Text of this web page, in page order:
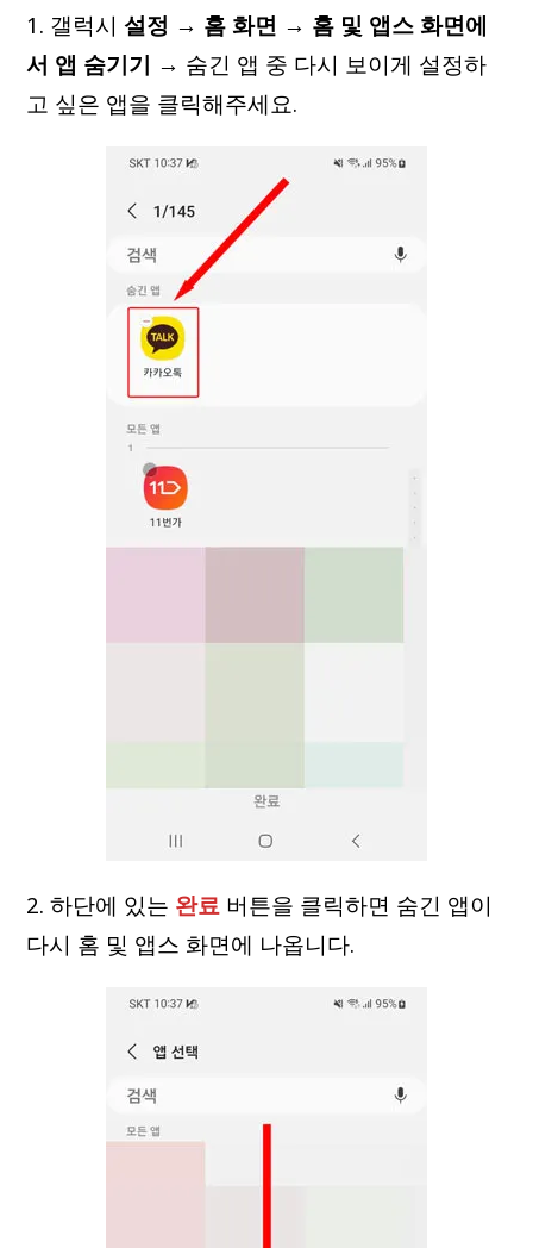
1. 갤럭시설정 → 홈 화면 → 홈 및 앱스 화면에
서 앱 숨기기 → 숨긴 앱 중 다시 보이게 설정하
고 싶은 앱을 클릭해주세요.
2. 하단에 있는 완료 버튼을 클릭하면 숨긴 앱이
다시 홈 및 앱스 화면에 나옵니다.